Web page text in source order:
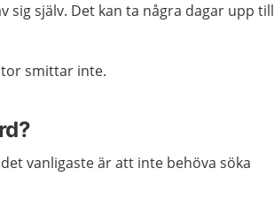
sig själv. Det kan ta några dagar upp till
smittar inte.
vanligaste är att inte behöva söka